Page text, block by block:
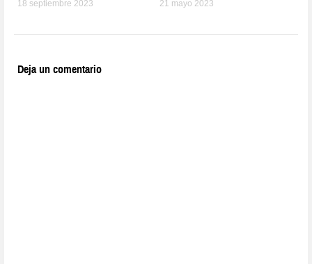
18 septiembre 2023 21 mayo 2023
Deja un comentario